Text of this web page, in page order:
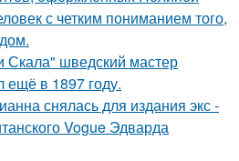
с четким пониманием того,
Скала" шведский мастер
ещё в 1897 году.
снялась для издания экс -
Vogue Эдварда